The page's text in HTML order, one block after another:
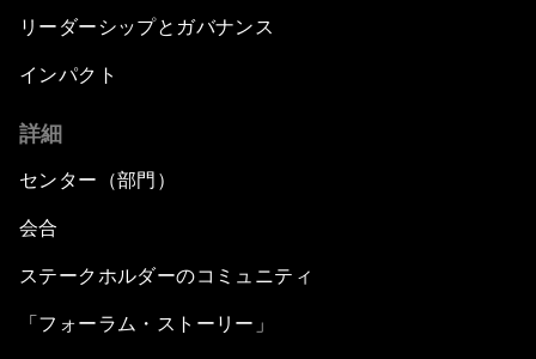
リーダーシップとガバナンス
インパクト
詳細
センター（部門）
会合
ステークホルダーのコミュニティ
「フォーラム・ストーリー」